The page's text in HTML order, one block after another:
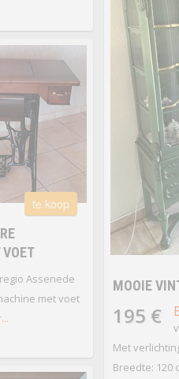
MOOIE
195 €
Met
Breedte: 120
te koop
Assenede
met voet